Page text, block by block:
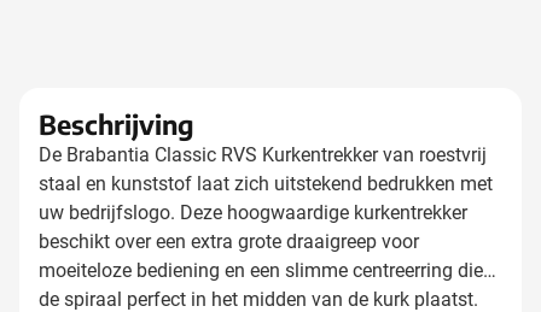
Beschrijving
De Brabantia Classic RVS Kurkentrekker van roestvrij
staal en kunststof laat zich uitstekend bedrukken met
uw bedrijfslogo. Deze hoogwaardige kurkentrekker
beschikt over een extra grote draaigreep voor
moeiteloze bediening en een slimme centreerring die
de spiraal perfect in het midden van de kurk plaatst.